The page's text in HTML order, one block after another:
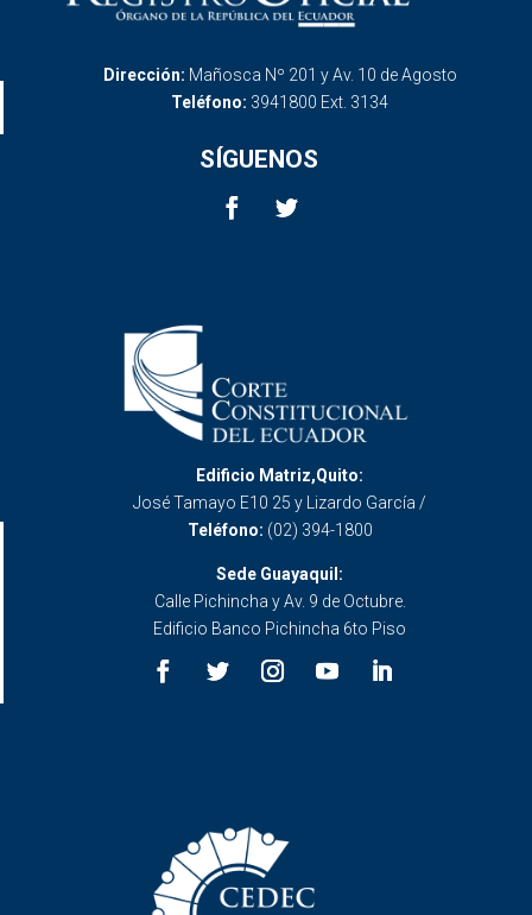
Dirección: Mañosca Nº 201 y Av. 10 de Agosto
Teléfono: 3941800 Ext. 3134
SÍGUENOS
Edificio Matriz,Quito:
José Tamayo E10 25 y Lizardo García /
Teléfono: (02) 394-1800
Sede Guayaquil:
Calle Pichincha y Av. 9 de Octubre.
Edificio Banco Pichincha 6to Piso